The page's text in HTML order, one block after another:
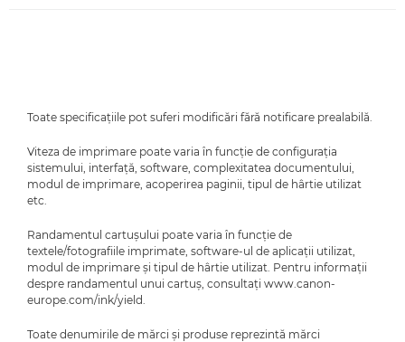
Toate specificaţiile pot suferi modificări fără notificare prealabilă.
Viteza de imprimare poate varia în funcţie de configuraţia
sistemului, interfaţă, software, complexitatea documentului,
modul de imprimare, acoperirea paginii, tipul de hârtie utilizat
etc.
Randamentul cartuşului poate varia în funcţie de
textele/fotografiile imprimate, software-ul de aplicaţii utilizat,
modul de imprimare şi tipul de hârtie utilizat. Pentru informaţii
despre randamentul unui cartuş, consultaţi www.canon-
europe.com/ink/yield.
Toate denumirile de mărci şi produse reprezintă mărci